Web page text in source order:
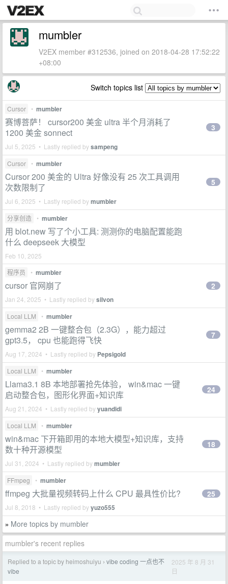
mumbler
V2EX member #312536, joined on 2018-04-28 17:52:22
+08:00
Switch topics list
Cursor • mumbler
赛博菩萨！ cursor200 美金 ultra 半个月消耗了
1200 美金 sonnect
Jul 5, 2025 • Lastly replied bysampeng
3
Cursor • mumbler
Cursor 200 美金的 Ultra 好像没有 25 次工具调用
次数限制了
Jul 6, 2025 • Lastly replied bymumbler
5
分享创造 • mumbler
用 blot.new 写了个小工具: 测测你的电脑配置能跑
什么 deepseek 大模型
Feb 10, 2025
程序员
• mumbler
cursor 官网崩了
Jan 24, 2025 • Lastly replied bysilvon
2
Local LLM • mumbler
gemma2 2B 一键整合包（2.3G），能力超过
gpt3.5， cpu 也能跑得飞快
Aug 17, 2024 • Lastly replied by Pepsigold
7
Local LLM • mumbler
Llama3.1 8B 本地部署抢先体验， win&mac 一键
启动整合包，图形化界面+知识库
Aug 21, 2024 • Lastly replied byyuandidi
24
Local LLM • mumbler
win&mac 下开箱即用的本地大模型+知识库，支持
数十种开源模型
Jul 31, 2024 • Lastly replied bymumbler
18
FFmpeg • mumbler
ffmpeg 大批量视频转码上什么 CPU 最具性价比?
Jul 8, 2018 • Lastly replied byyuzo555
25
» More topics by mumbler
mumbler's recent replies
Replied to a topic by heimoshuiyu › vibe coding 一点也不
vibe
2025 年 8 月 31
日